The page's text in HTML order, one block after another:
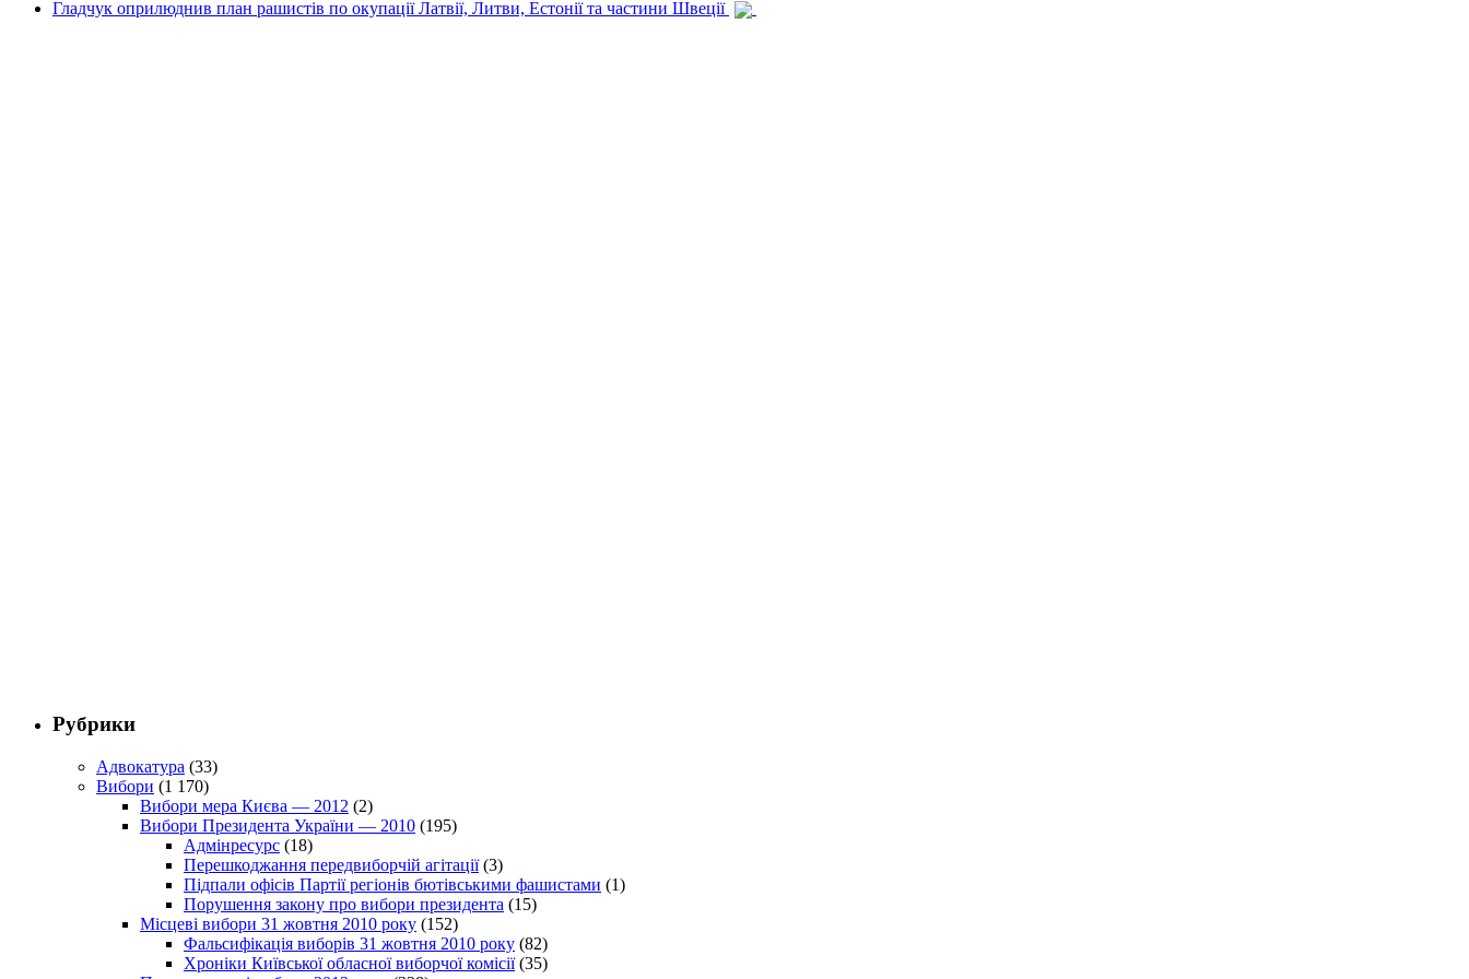
Гладчук оприлюднив план рашистів по окупації Латвії, Литви, Естонії та частини Швеції
Рубрики
Адвокатура (33)
Вибори (1 170)
Вибори мера Києва — 2012 (2)
Вибори Президента України — 2010 (195)
Адмінресурс (18)
Перешкоджання передвиборчій агітації(3)
Підпали офісів Партії регіонів бютівськими фашистами (1)
Порушення закону про вибори президента (15)
Місцеві вибори 31 жовтня 2010 року (152)
Фальсифікація виборів 31 жовтня 2010 року (82)
Хроніки Київської обласної виборчої комісії(35)